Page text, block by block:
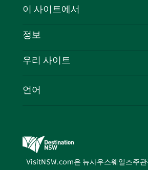
북
다
문의하기
쿠키 고지
이 사이트에서
목적지
이벤트
정보
여행 정보
뉴사우스웨일즈주 의 사업
우리 사이트
뉴사우스웨일즈주관광청
어 센터
언어
VisitNSW.com은 뉴사우스웨일즈주